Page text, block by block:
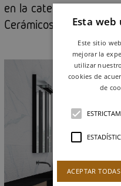
en la categoría de
Cerámicos.
Esta
Este sitio
mejorar la
utilizar
cookies de
de
ACEPTAR